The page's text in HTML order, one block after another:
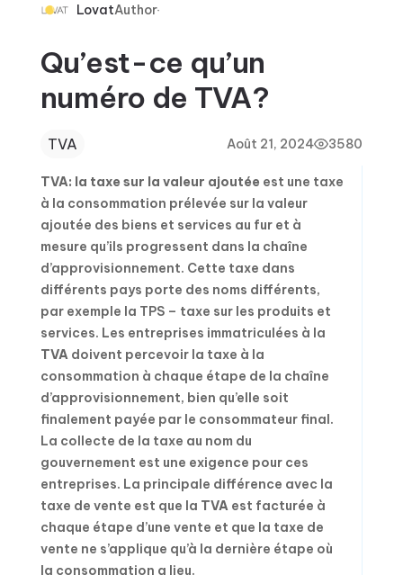
LovatAuthor
Qu’est-ce qu’un
numéro de TVA?
TVA Août 21, 2024 3580
TVA: la taxe sur la valeur ajoutée est une taxe
à la consommation prélevée sur la valeur
ajoutée des biens et services au fur et à
mesure qu’ils progressent dans la chaîne
d’approvisionnement. Cette taxe dans
différents pays porte des noms différents,
par exemple la TPS – taxe sur les produits et
services. Les entreprises immatriculées à la
TVAdoivent percevoir la taxe à la
consommation à chaque étape de la chaîne
d’approvisionnement, bien qu’elle soit
finalement payée par le consommateur final.
La collecte de la taxe au nom du
gouvernement est une exigence pour ces
entreprises. La principale différence avec la
taxe de vente est que la TVAest facturée à
chaque étape d’une vente et que la taxe de
vente ne s’applique qu’à la dernière étape où
la consommation a lieu.